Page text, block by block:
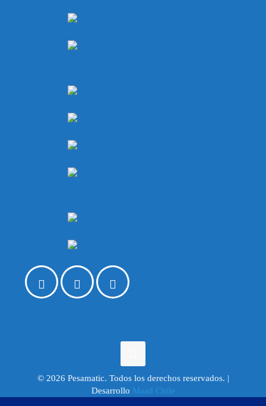
© 2026 Pesamatic. Todos los derechos reservados. |
Desarrollo Maad Chile